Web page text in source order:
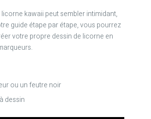
kawaii peut sembler intimidant,
guide étape par étape, vous pourrez
votre propre dessin de licorne en
ou un feutre noir
dessin